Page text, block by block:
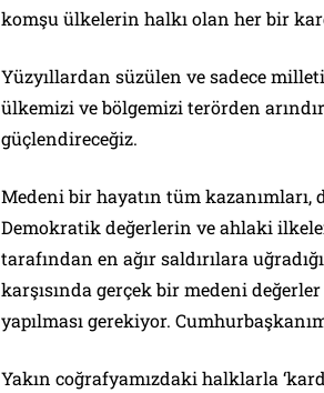
komşu ülkelerin halkı olan her bir
Yüzyıllardan süzülen ve sadece
ülkemizi ve bölgemizi terörden
güçlendireceğiz.
Medeni bir hayatın tüm kazanımları,
Demokratik değerlerin ve ahlaki
tarafından en ağır saldırılara
karşısında gerçek bir medeni
yapılması gerekiyor.
Yakın coğrafyamızdaki halklarla